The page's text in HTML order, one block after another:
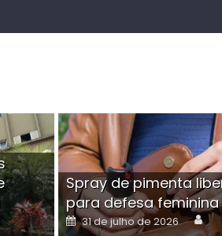
Spray de pimenta
para defesa feminina
Posted
on
31 de julho de 2026